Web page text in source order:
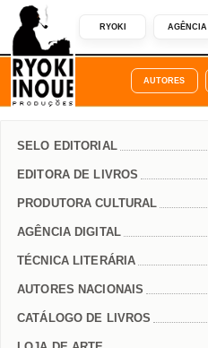
RYOKI AGÊNCIA
AUTORES
SELO EDITORIAL
EDITORA DE LIVROS
PRODUTORA CULTURAL
AGÊNCIA DIGITAL
TÉCNICA LITERÁRIA
AUTORES NACIONAIS
CATÁLOGO DE LIVROS